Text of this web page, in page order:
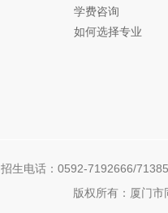
学费咨询
如何选择专业
招生电话：0592-7192666/
版权所有：厦门